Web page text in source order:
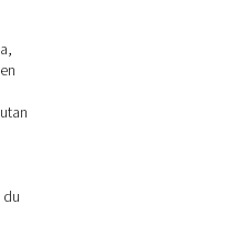
på plats säkerställer en
och förhindra
kostnaderna och beroendet